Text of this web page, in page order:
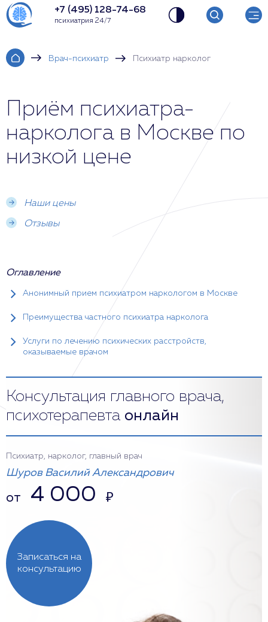
+7 (495) 128-74-68
психиатрия 24/7
Врач-психиатр Психиатр нарколог
Приём психиатра-
нарколога в Москве по
низкой цене
Наши цены
Отзывы
Оглавление
Анонимный прием психиатром наркологом в Москве
Преимущества частного психиатра нарколога
Услуги по лечению психических расстройств,
оказываемые врачом
Консультация главного врача,
психотерапевта онлайн
Записаться на
консультацию
Психиатр, нарколог, главный врач
Шуров Василий Александрович
от 4 000 ₽